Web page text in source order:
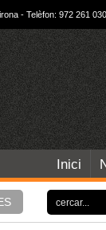
- Telèfon: 972 261 030
Inici